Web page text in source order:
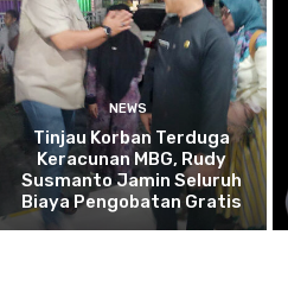
NEWS
Tinjau Korban Terduga
Keracunan MBG, Rudy
Susmanto Jamin Seluruh
Biaya Pengobatan Gratis